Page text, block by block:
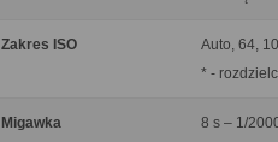
Zakres ISO
Auto, 64,
* -
Migawka
8 s – 1/